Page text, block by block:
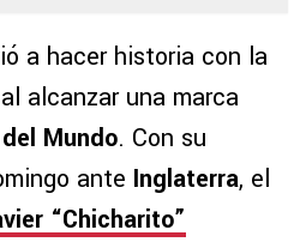
a hacer historia con la
al alcanzar una marca
Mundo. Con su
ante Inglaterra, el
“Chicharito”